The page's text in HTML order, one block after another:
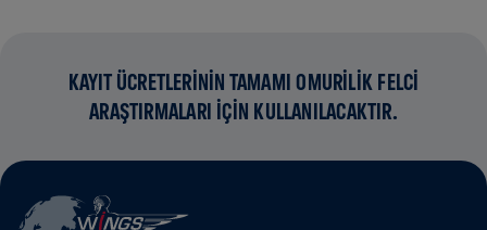
KAYIT ÜCRETLERİNİN TAMAMI OMURİLİK FELCİ
ARAŞTIRMALARI İÇİN KULLANILACAKTIR.